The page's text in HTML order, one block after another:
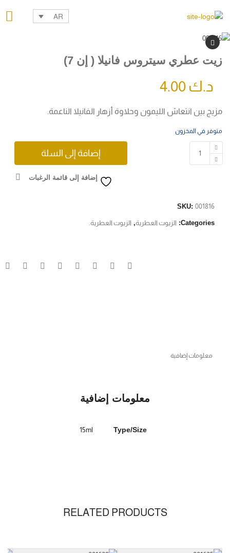
AR
زيت عطري سيتروس فانيلا ( إن 7)
د.ك
مزيج بين انتعاش الليمون وحلاوة أزهار الفانيلا الناعمة.
متوفر في المخزون
إضافة إلى السلة
إضافة إلى قائمة الرغبات
SKU: 001816
Categories: الزيوت العطرية, الزيوت العطرية.
معلومات إضافية
معلومات إضافية
Type/Size
15ml
RELATED PRODUCTS